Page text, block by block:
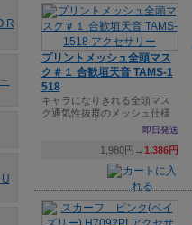
プリントメッシュ全頭マス
ク＃１ 合歓垣天音 TAMS-1
518
キャラになりきれる全頭マス
ク通気性抜群のメッシュ仕様
即日発送
1,980円→1,386円